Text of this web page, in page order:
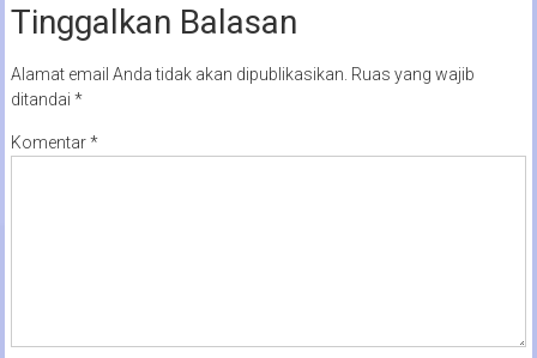
Tinggalkan Balasan
Alamat email Anda tidak akan dipublikasikan. Ruas yang wajib
ditandai *
Komentar*